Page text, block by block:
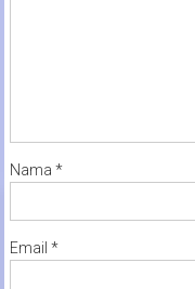
Nama *
Email *